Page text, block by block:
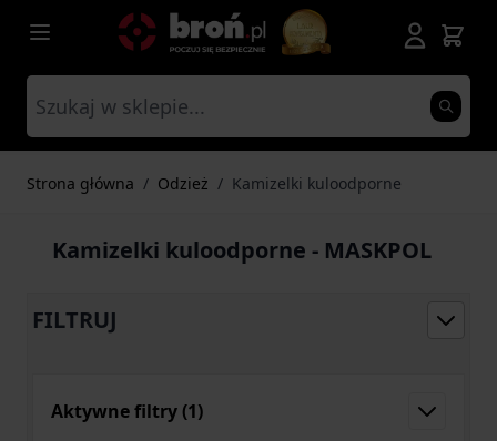
Przejdź do treści
Strona główna / Odzież / Kamizelki kuloodporne
Kamizelki kuloodporne - MASKPOL
FILTRUJ
Aktywne filtry (1)